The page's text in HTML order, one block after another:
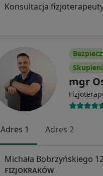
Konsultacja
mgr
Adres 1 Adres 2
Michała Bobrzyńskiego
FIZJOKRAKÓW